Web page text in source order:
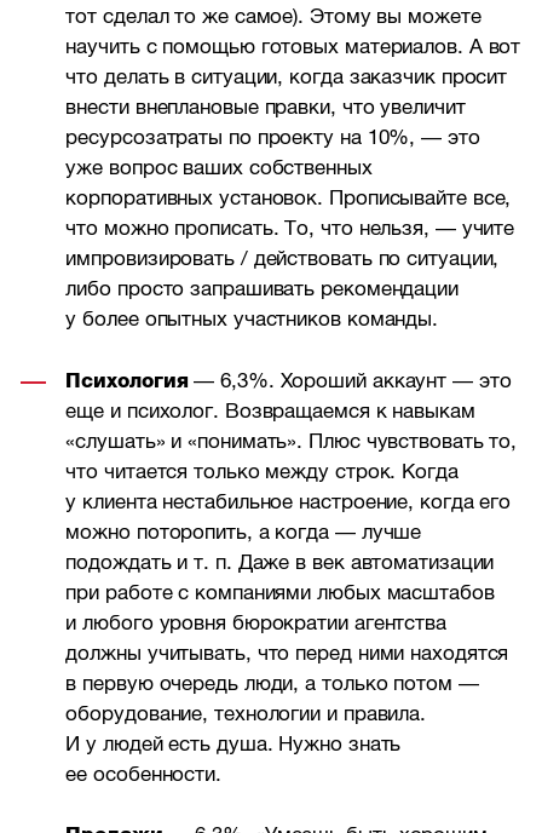
тот сделал то же самое). Этому вы можете
научить с помощью готовых материалов. А вот
что делать в ситуации, когда заказчик просит
внести внеплановые правки, что увеличит
ресурсозатраты по проекту на 10%, — это
уже вопрос ваших собственных
корпоративных установок. Прописывайте все,
что можно прописать. То, что нельзя, — учите
импровизировать / действовать по ситуации,
либо просто запрашивать рекомендации
у более опытных участников команды.
Психология— 6,3%. Хороший аккаунт — это
еще и психолог. Возвращаемся к навыкам
«слушать» и «понимать». Плюс чувствовать то,
что читается только между строк. Когда
у клиента нестабильное настроение, когда его
можно поторопить, а когда — лучше
подождать и т. п. Даже в век автоматизации
при работе с компаниями любых масштабов
и любого уровня бюрократии агентства
должны учитывать, что перед ними находятся
в первую очередь люди, а только потом —
оборудование, технологии и правила.
И у людей есть душа. Нужно знать
ее особенности.